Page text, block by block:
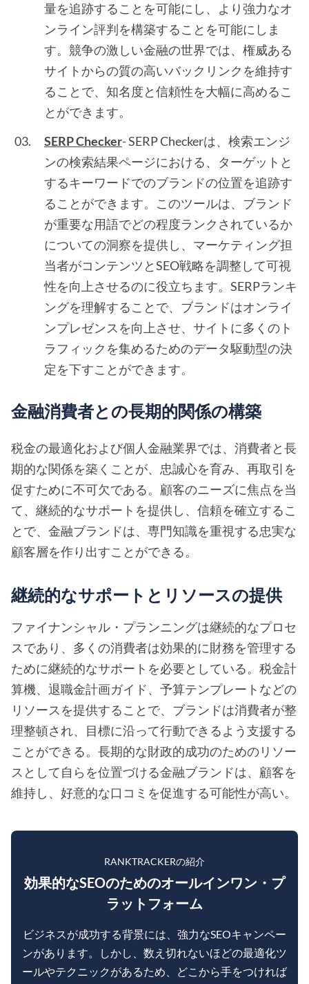
量を追跡することを可能にし、より強力なオ
ンライン評判を構築することを可能にしま
す。競争の激しい金融の世界では、権威ある
サイトからの質の高いバックリンクを維持す
ることで、知名度と信頼性を大幅に高めるこ
とができます。
SERP Checker- SERP Checkerは、検索エンジ
ンの検索結果ページにおける、ターゲットと
するキーワードでのブランドの位置を追跡す
ることができます。このツールは、ブランド
が重要な用語でどの程度ランクされているか
についての洞察を提供し、マーケティング担
当者がコンテンツとSEO戦略を調整して可視
性を向上させるのに役立ちます。SERPランキ
ングを理解することで、ブランドはオンライ
ンプレゼンスを向上させ、サイトに多くのト
ラフィックを集めるためのデータ駆動型の決
定を下すことができます。
金融消費者との長期的関係の構築
税金の最適化および個人金融業界では、消費者と長
期的な関係を築くことが、忠誠心を育み、再取引を
促すために不可欠である。顧客のニーズに焦点を当
て、継続的なサポートを提供し、信頼を確立するこ
とで、金融ブランドは、専門知識を重視する忠実な
顧客層を作り出すことができる。
継続的なサポートとリソースの提供
ファイナンシャル・プランニングは継続的なプロセ
スであり、多くの消費者は効果的に財務を管理する
ために継続的なサポートを必要としている。税金計
算機、退職金計画ガイド、予算テンプレートなどの
リソースを提供することで、ブランドは消費者が整
理整頓され、目標に沿って行動できるよう支援する
ことができる。長期的な財政的成功のためのリソー
スとして自らを位置づける金融ブランドは、顧客を
維持し、好意的な口コミを促進する可能性が高い。
RANKTRACKERの紹介
効果的なSEOのためのオールインワン・プ
ラットフォーム
ビジネスが成功する背景には、強力なSEOキャンペー
ンがあります。しかし、数え切れないほどの最適化ツ
ールやテクニックがあるため、どこから手をつければ